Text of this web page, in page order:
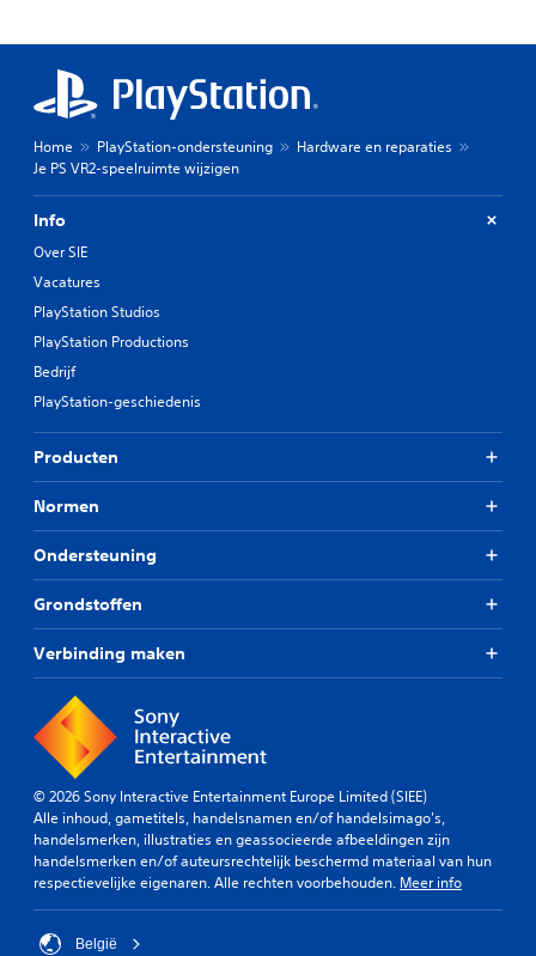
Home PlayStation-ondersteuning
Hardware en reparaties
Je PS VR2-speelruimte wijzigen
Info
Over SIE
Vacatures
PlayStation Studios
PlayStation Productions
Bedrijf
PlayStation-geschiedenis
Producten
Normen
Ondersteuning
Grondstoffen
Verbinding maken
© 2026 Sony Interactive Entertainment Europe Limited (SIEE)
Alle inhoud, gametitels, handelsnamen en/of handelsimago's,
handelsmerken, illustraties en geassocieerde afbeeldingen zijn
handelsmerken en/of auteursrechtelijk beschermd materiaal van hun
respectievelijke eigenaren. Alle rechten voorbehouden. Meer info
België